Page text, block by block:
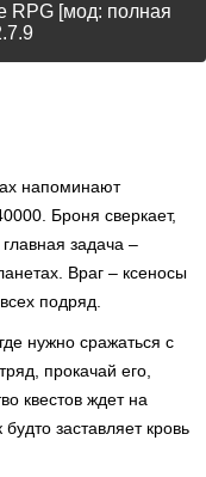
RPG [мод: полная
напоминают
Броня сверкает,
задача –
Враг – ксеносы
подряд.
нужно сражаться с
прокачай его,
квестов ждет на
заставляет кровь